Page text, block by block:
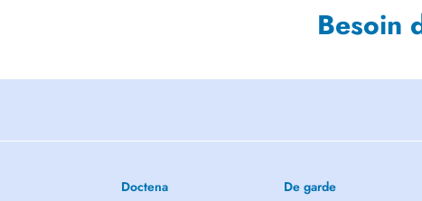
Besoin
Doctena De garde